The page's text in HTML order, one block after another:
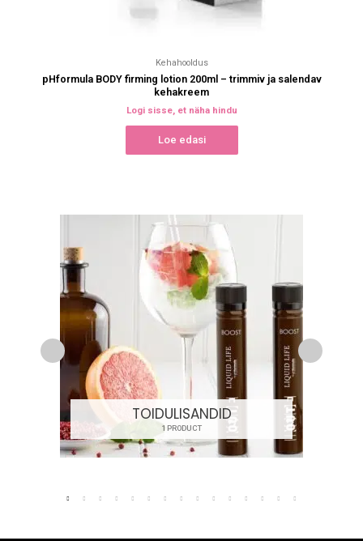
Kehahooldus
pHformula BODY firming lotion 200ml – trimmiv ja salendav
kehakreem
Logi sisse, et näha hindu
Loe edasi
TOIDULISANDID
1 PRODUCT